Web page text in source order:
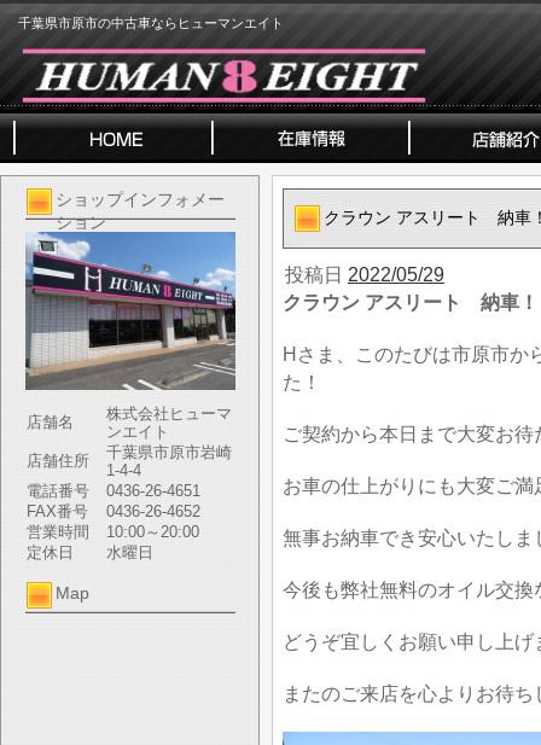
千葉県市原市の中古車ならヒューマンエイト
ショップインフォメー
ション
店舗名
株式会社ヒューマ
ンエイト
店舗住所
千葉県市原市岩崎
1-4-4
電話番号
0436-26-4651
FAX番号
0436-26-4652
営業時間
10:00～20:00
定休日
水曜日
Map
クラウン アスリート 納車
投稿日 2022/05/29
クラウン アスリート 納車
Hさま、このたびは市原市か
た！
ご契約から本日まで大変お
お車の仕上がりにも大変ご
無事お納車でき安心いたしま
今後も弊社無料のオイル交
どうぞ宜しくお願い申し上げ
またのご来店を心よりお待